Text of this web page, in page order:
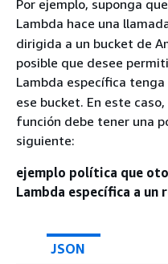
Por ejemplo, suponga
Lambda hace una
dirigida a un bucket de
posible que desee
Lambda específica tenga
ese bucket. En este
función debe tener una
siguiente:
ejemplo política que
Lambda específica a un
JSON